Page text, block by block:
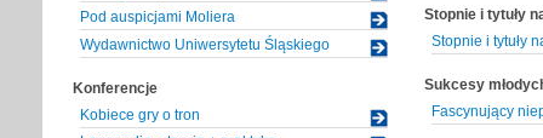
Pod auspicjami Moliera
Wydawnictwo Uniwersytetu Śląskiego
Konferencje
Kobiece gry o tron
Stopnie i tytuły
Stopnie i tytuły
Sukcesy
Fascynujący